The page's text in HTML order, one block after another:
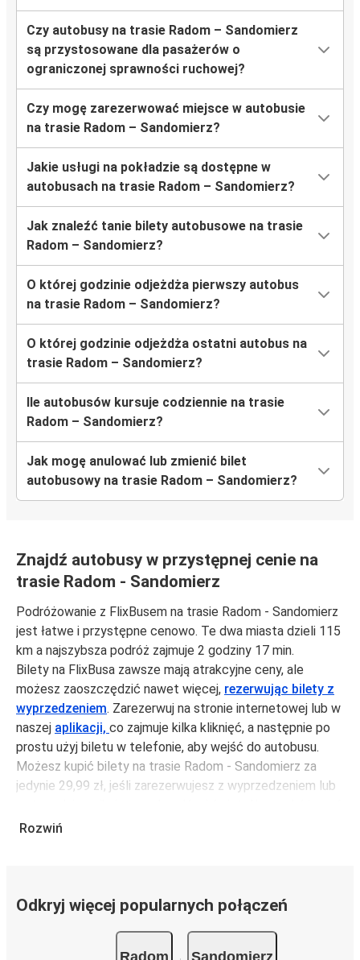
Czy autobusy na trasie Radom – Sandomierz
są przystosowane dla pasażerów o
ograniczonej sprawności ruchowej?
Czy mogę zarezerwować miejsce w autobusie
na trasie Radom – Sandomierz?
Jakie usługi na pokładzie są dostępne w
autobusach na trasie Radom – Sandomierz?
Jak znaleźć tanie bilety autobusowe na trasie
Radom – Sandomierz?
O której godzinie odjeżdża pierwszy autobus
na trasie Radom – Sandomierz?
O której godzinie odjeżdża ostatni autobus na
trasie Radom – Sandomierz?
Ile autobusów kursuje codziennie na trasie
Radom – Sandomierz?
Jak mogę anulować lub zmienić bilet
autobusowy na trasie Radom – Sandomierz?
Znajdź autobusy w przystępnej cenie na
trasie Radom - Sandomierz
Podróżowanie z FlixBusem na trasie Radom - Sandomierz
jest łatwe i przystępne cenowo. Te dwa miasta dzieli 115
km a najszybsza podróż zajmuje 2 godziny 17 min.
Bilety na FlixBusa zawsze mają atrakcyjne ceny, ale
możesz zaoszczędzić nawet więcej, rezerwując bilety z
wyprzedzeniem. Zarezerwuj na stronie internetowej lub w
naszej aplikacji, co zajmuje kilka kliknięć, a następnie po
prostu użyj biletu w telefonie, aby wejść do autobusu.
Możesz kupić bilety na trasie Radom - Sandomierz za
jedynie 29,99 zł, jeśli zarezerwujesz z wyprzedzeniem lub
szybko, łatwo i zadbać o zmniejszanie śladu węglowego,
Trasa Radom - Sandomierz jest łatwa i wygodna z
Rozwiń
Odkryj więcej popularnych połączeń
Radom Sandomierz